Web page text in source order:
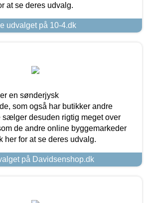
at se deres udvalg.
udvalget på 10-4.dk
en sønderjysk
som også har butikker andre
sælger desuden rigtig meget over
de andre online byggemarkeder
her for at se deres udvalg.
på Davidsenshop.dk